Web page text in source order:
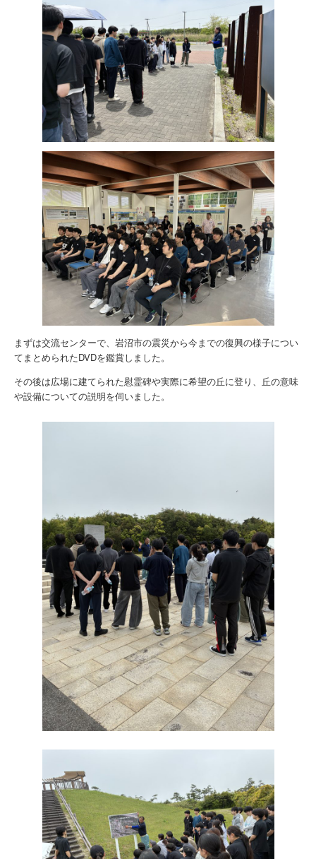
まずは交流センターで、岩沼市の震災から今までの復興の様子につい
てまとめられたDVDを鑑賞しました。
その後は広場に建てられた慰霊碑や実際に希望の丘に登り、丘の意味
や設備についての説明を伺いました。